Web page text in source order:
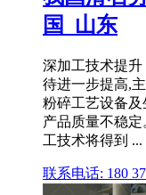
国_山东
深加工技术提
待进一步提高,
粉碎工艺设备
产品质量不稳
工技术将得到 ...
联系电话: 180